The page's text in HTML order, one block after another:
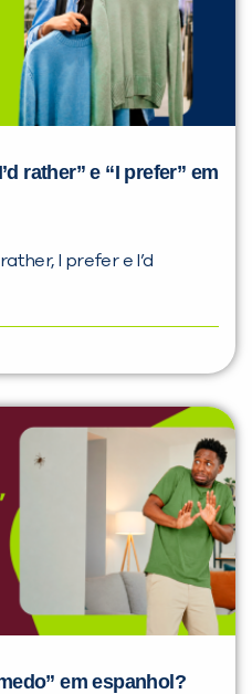
rather” e “I prefer” em
I prefer e I’d
em espanhol?